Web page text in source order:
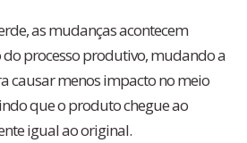
as mudanças acontecem
processo produtivo, mudando a
causar menos impacto no meio
que o produto chegue ao
igual ao original.